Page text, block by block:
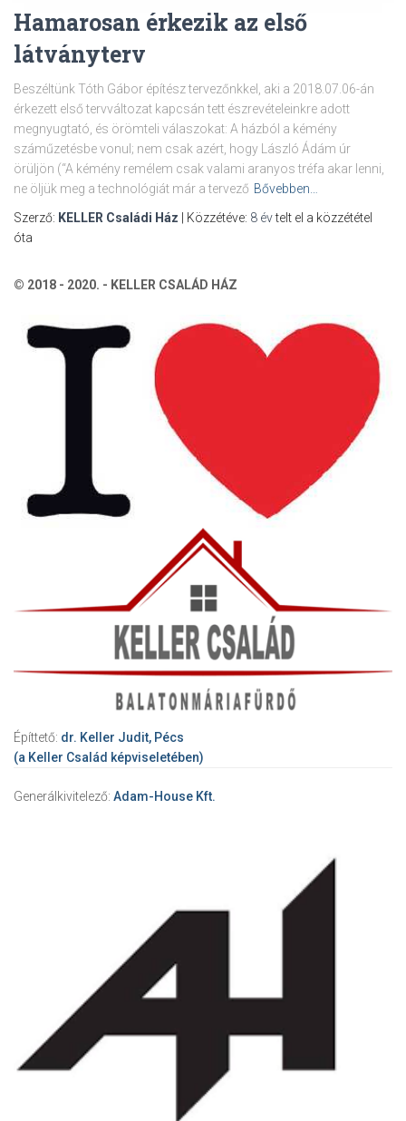
Hamarosan érkezik az első
látványterv
Beszéltünk Tóth Gábor építész tervezőnkkel, aki a 2018.07.06-án
érkezett első tervváltozat kapcsán tett észrevételeinkre adott
megnyugtató, és örömteli válaszokat: A házból a kémény
száműzetésbe vonul; nem csak azért, hogy László Ádám úr
örüljön (“A kémény remélem csak valami aranyos tréfa akar lenni,
ne öljük meg a technológiát már a tervező Bővebben…
Szerző: KELLER Családi Ház | Közzétéve: 8 évtelt el a közzététel
óta
© 2018 - 2020. - KELLER CSALÁD HÁZ
Építtető: dr. Keller Judit, Pécs
(a Keller Család képviseletében)
Generálkivitelező: Adam-House Kft.